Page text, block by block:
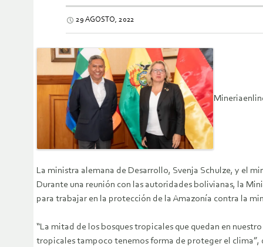
29 AGOSTO, 2022
La ministra alemana de Desarrollo, Svenja Schulze, y el
Durante una reunión con las autoridades bolivianas, la
para trabajar en la protección de la Amazonía contra la
“La mitad de los bosques tropicales que quedan en
tropicales tampoco tenemos forma de proteger el clima”,